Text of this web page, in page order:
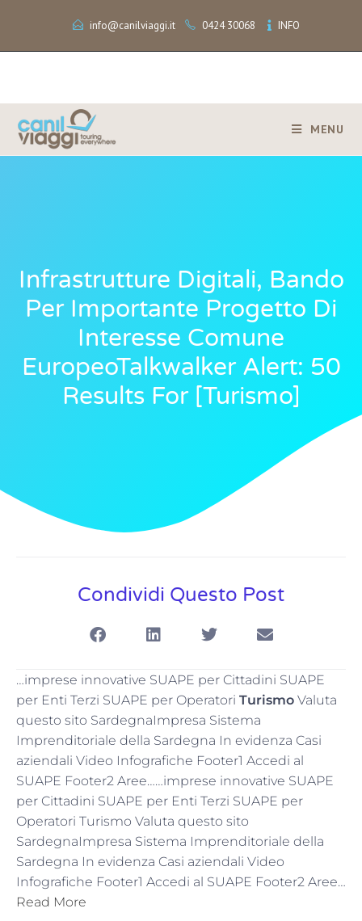
info@canilviaggi.it 0424 30068 INFO
MENU
Infrastrutture Digitali, Bando
Per Importante Progetto Di
Interesse Comune
EuropeoTalkwalker Alert: 50
Results For [turismo]
Condividi Questo Post
…imprese innovative SUAPE per Cittadini SUAPE
per Enti Terzi SUAPE per Operatori Turismo Valuta
questo sito SardegnaImpresa Sistema
Imprenditoriale della Sardegna In evidenza Casi
aziendali Video Infografiche Footer1 Accedi al
SUAPE Footer2 Aree……imprese innovative SUAPE
per Cittadini SUAPE per Enti Terzi SUAPE per
Operatori Turismo Valuta questo sito
SardegnaImpresa Sistema Imprenditoriale della
Sardegna In evidenza Casi aziendali Video
Infografiche Footer1 Accedi al SUAPE Footer2 Aree…
Read More